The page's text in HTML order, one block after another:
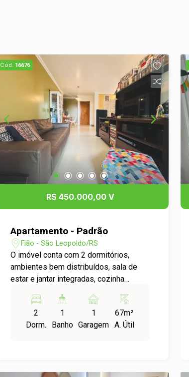
Cód. 16676
R$ 450.000,00 V
Apartamento - Padrão
Fião - São Leopoldo/RS
O imóvel conta com 2 dormitórios,
ambientes bem distribuídos, sala de
estar e jantar integradas, cozinha
garagem. Possui ainda sacada com
churrasqueira, proporcionando um
espaço perfeito para momentos de
fácil acesso às principais vias da
2
Dorm.
1
Banho
1
Garagem
67m²
A. Útil